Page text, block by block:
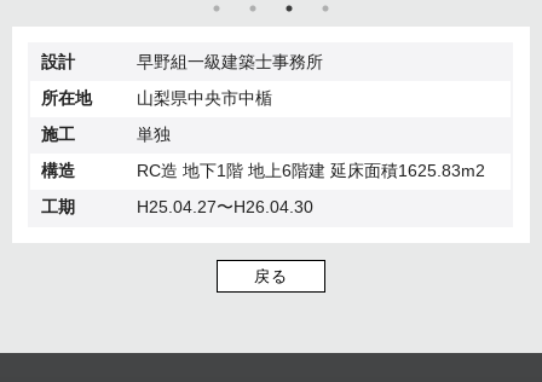
設計
早野組一級建築士事務所
所在地
山梨県中央市中楯
施工
単独
構造
RC造 地下1階 地上6階建 延床面積1625.83m2
工期
H25.04.27〜H26.04.30
戻る